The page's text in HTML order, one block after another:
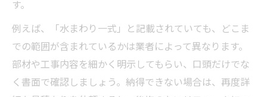
す。
例えば、「水まわり一式」と記載されていても、どこま
での範囲が含まれているかは業者によって異なります。
部材や工事内容を細かく明示してもらい、口頭だけでな
く書面で確認しましょう。納得できない場合は、再度詳